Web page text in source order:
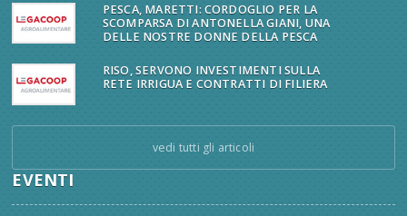
PESCA, MARETTI: CORDOGLIO PER LA
SCOMPARSA DI ANTONELLA GIANI, UNA
DELLE NOSTRE DONNE DELLA PESCA
RISO, SERVONO INVESTIMENTI SULLA
RETE IRRIGUA E CONTRATTI DI FILIERA
vedi tutti gli articoli
EVENTI